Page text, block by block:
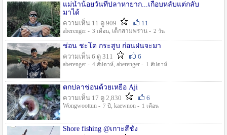
แม่น้ำน้อยวันที่ปลาหายาก...เกือบหลับแต่กลับ
มาได้
ความเห็น 11 ดู 909
11
aberenger - 3 เดือน, เด็กสามพราน - 2 วัน
ช่อน ชะโด กระสูบ ก่อนฝนจะมา
ความเห็น 6 ดู 311
6
aberenger - 4 สัปดาห์, aberenger - 1 สัปดาห์
ตกปลาช่อนด้วยเหยื่อ Aji
ความเห็น 17 ดู 2,830
6
Wongwoottun - 7 ปี , kaewnon - 1 เดือน
Shore fishing @เกาะสีชัง